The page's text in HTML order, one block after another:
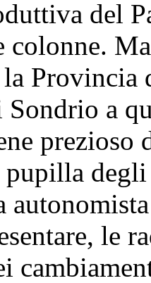
del
colonne.
la
Sondrio a
pupilla
le